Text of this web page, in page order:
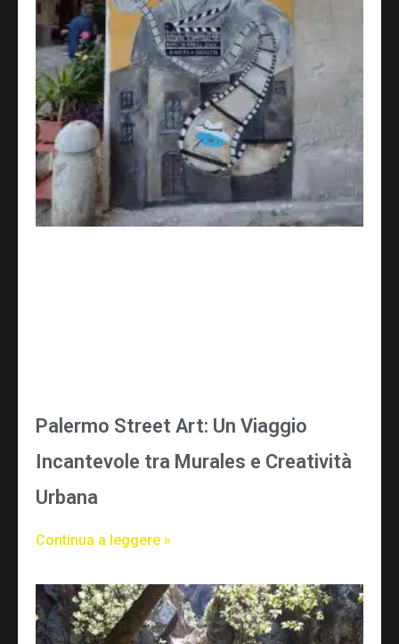
Palermo Street Art: Un Viaggio
Incantevole tra Murales e Creatività
Urbana
Continua a leggere »